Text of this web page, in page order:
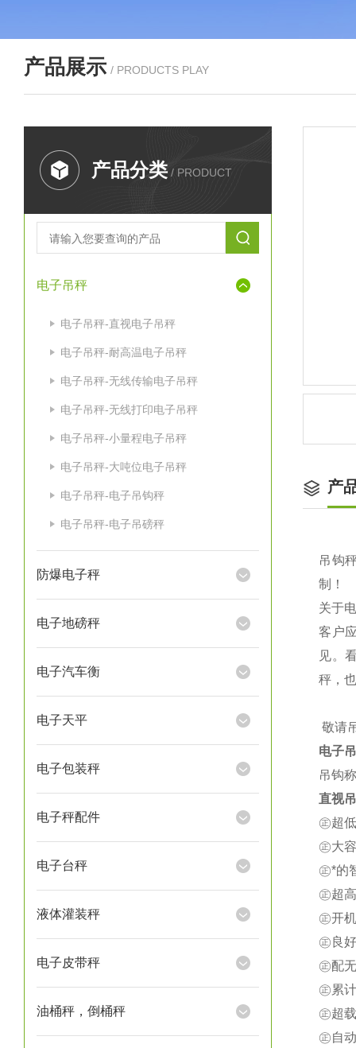
产品展示 / PRODUCTS PLAY
产品分类 / PRODUCT
电子吊秤
电子吊秤-直视电子吊秤
电子吊秤-耐高温电子吊秤
电子吊秤-无线传输电子吊秤
电子吊秤-无线打印电子吊秤
电子吊秤-小量程电子吊秤
电子吊秤-大吨位电子吊秤
电子吊秤-电子吊钩秤
电子吊秤-电子吊磅秤
防爆电子秤
电子地磅秤
电子汽车衡
电子天平
电子包装秤
电子秤配件
电子台秤
液体灌装秤
电子皮带秤
油桶秤，倒桶秤
产
吊钩
制！
关于
客户
见。
秤，
敬请
电子
吊钩
直视
㊣超
㊣大
㊣*的
㊣超
㊣开
㊣良
㊣配
㊣累
㊣超
㊣自